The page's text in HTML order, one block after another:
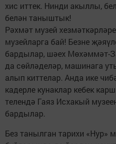
хис иттек. Нинди акыллы,
белән таныштык!
Рәхмәт музей
музейларга бай! Безне
бардылар, шәех Мөхәммәт-
да сөйләделәр, машинага
алып киттелар. Анда ике
кадерле кунаклар кебек
телендә Гаяз Исхакый
бардылар.
Без танылган тарихи «Нур»